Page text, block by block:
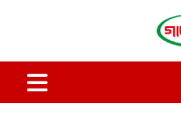
গাজীপুর কণ্ঠ